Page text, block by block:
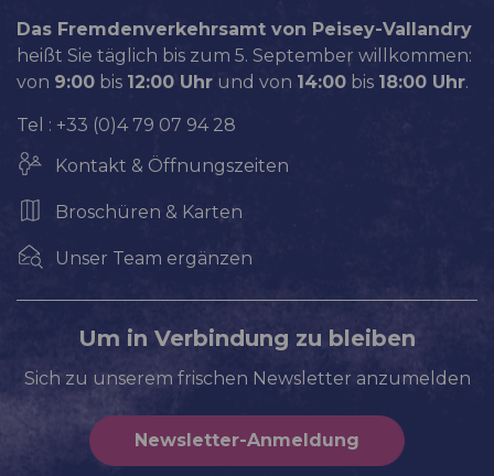
Das Fremdenverkehrsamt von Peisey-Vallandry
heißt Sie täglich bis zum 5. September willkommen:
von 9:00 bis 12:00 Uhr und von 14:00 bis 18:00 Uhr.
Tel : +33 (0)4 79 07 94 28
Kontakt & Öffnungszeiten
Broschüren & Karten
Unser Team ergänzen
Um in Verbindung zu bleiben
Sich zu unserem frischen Newsletter anzumelden
Newsletter-Anmeldung